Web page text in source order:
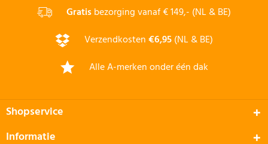
Gratisbezorging vanaf € 149,- (NL & BE)
Verzendkosten€6,95(NL & BE)
Alle A-merken onder één dak
Shopservice
Informatie